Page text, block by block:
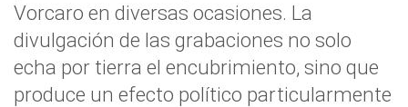
Vorcaro en diversas ocasiones. La
divulgación de las grabaciones no solo
echa por tierra el encubrimiento, sino que
produce un efecto político particularmente